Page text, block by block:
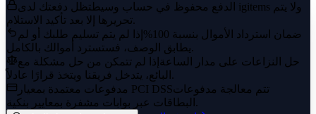
الدفع محفوظ في حساب وسيطتظل دفعتك لدى igitems ولا يتم
تحريرها إلا بعد تأكيد الاستلام.
ضمان استرداد الأموال بنسبة 100%
إذا لم يتم تسليم طلبك أو لم
يطابق الوصف، فستسترد أموالك بالكامل.
حل النزاعات على مدار الساعة إذا لم تتمكن من حل مشكلة مع
البائع، يتدخل فريقنا ويتخذ قرارًا عادلاً.
مدفوعات معتمدة بمعيار PCI DSSتتم معالجة مدفوعات
البطاقات عبر بوابات مشفرة بمعايير بنكية.